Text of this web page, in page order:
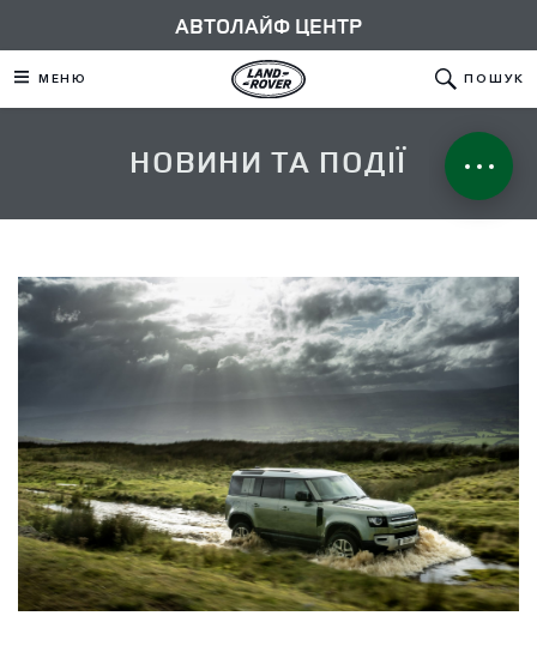
АВТОЛАЙФ ЦЕНТР
МЕНЮ ПОШУК
НОВИНИ ТА ПОДІЇ